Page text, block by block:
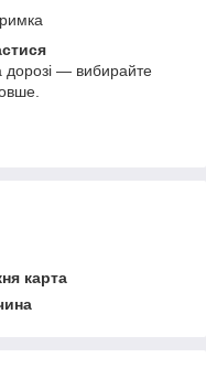
дорозі — вибирайте
карта